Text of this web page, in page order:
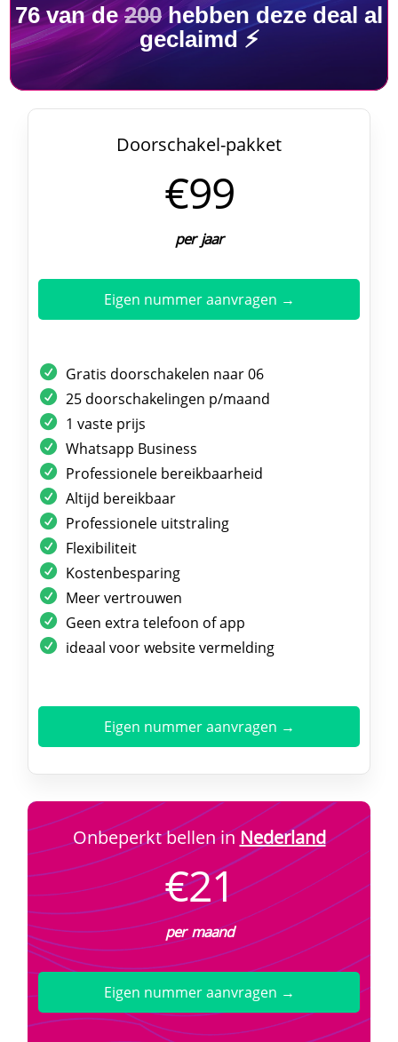
76van de200hebben deze deal al
geclaimd ⚡
Doorschakel-pakket
€99
per jaar
Eigen nummer aanvragen →
Gratis doorschakelen naar 06
25 doorschakelingen p/maand
1 vaste prijs
Whatsapp Business
Professionele bereikbaarheid
Altijd bereikbaar
Professionele uitstraling
Flexibiliteit
Kostenbesparing
Meer vertrouwen
Geen extra telefoon of app
ideaal voor website vermelding
Eigen nummer aanvragen →
Onbeperkt bellen inNederland
€21
per maand
Eigen nummer aanvragen →